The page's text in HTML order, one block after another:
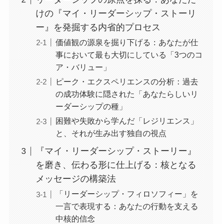
けの『マイ・リーダーシップ・ストーリ
ー』を発掘する内省的プロセス
価値観の源泉を掘り下げる：あなたが仕
事において最も大切にしている「3つのコ
ア・バリュー」
ピーク・エクスペリエンスの分析：過去
の成功体験に隠された「あなたらしいリ
ーダーシップの種」
困難や失敗から学んだ「レジリエンス」
と、それが生み出す独自の視点
『マイ・リーダーシップ・ストーリー』
を磨き、伝わる形に仕上げる：核となる
メッセージの構築法
「リーダーシップ・フィロソフィー」を
一言で表現する：あなたの行動を支える
中核的信念